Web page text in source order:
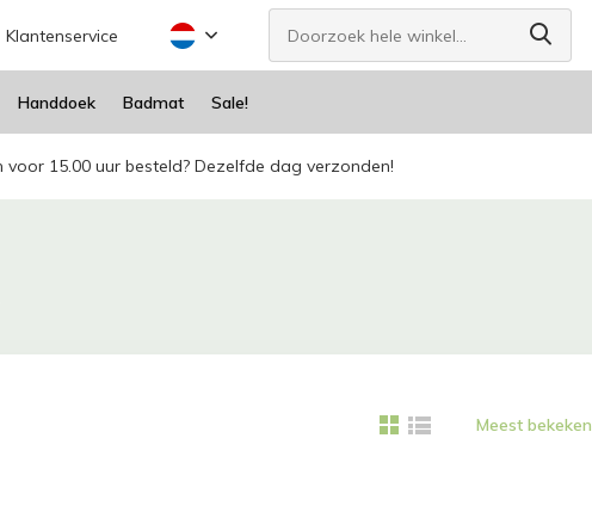
Klantenservice
Handdoek Badmat Sale!
voor 15.00 uur besteld? Dezelfde dag verzonden!
Meest bekeken